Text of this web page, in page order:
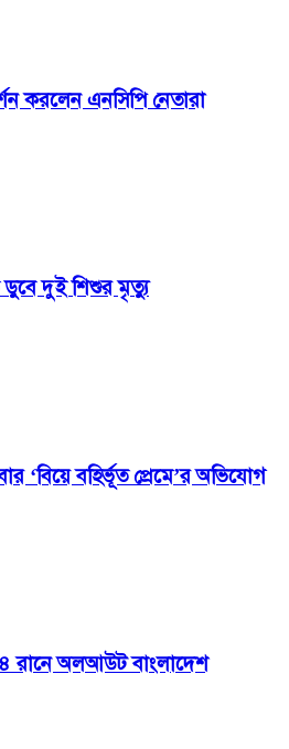
করলেন এনসিপি নেতারা
ডুবে দুই শিশুর মৃত্যু
‘বিয়ে বহির্ভূত প্রেমে’র অভিযোগ
৫৪ রানে অলআউট বাংলাদেশ